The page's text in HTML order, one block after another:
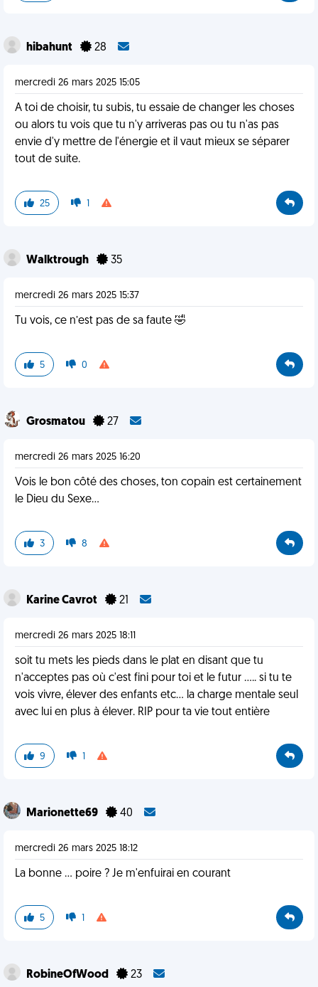
hibahunt 28
mercredi 26 mars 2025 15:05
A toi de choisir, tu subis, tu essaie de changer les choses
ou alors tu vois que tu n'y arriveras pas ou tu n'as pas
envie d'y mettre de l'énergie et il vaut mieux se séparer
tout de suite.
25 1
Walktrough 35
mercredi 26 mars 2025 15:37
Tu vois, ce n’est pas de sa faute 🤣
5 0
Grosmatou 27
mercredi 26 mars 2025 16:20
Vois le bon côté des choses, ton copain est certainement
le Dieu du Sexe...
3 8
Karine Cavrot 21
mercredi 26 mars 2025 18:11
soit tu mets les pieds dans le plat en disant que tu
n'acceptes pas où c'est fini pour toi et le futur ..... si tu te
vois vivre, élever des enfants etc... la charge mentale seul
avec lui en plus à élever. RIP pour ta vie tout entière
9 1
Marionette69 40
mercredi 26 mars 2025 18:12
La bonne ... poire ? Je m'enfuirai en courant
5 1
RobineOfWood 23